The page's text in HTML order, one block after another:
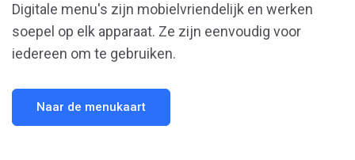
Digitale menu's zijn mobielvriendelijk en werken
soepel op elk apparaat. Ze zijn eenvoudig voor
iedereen om te gebruiken.
Naar de menukaart